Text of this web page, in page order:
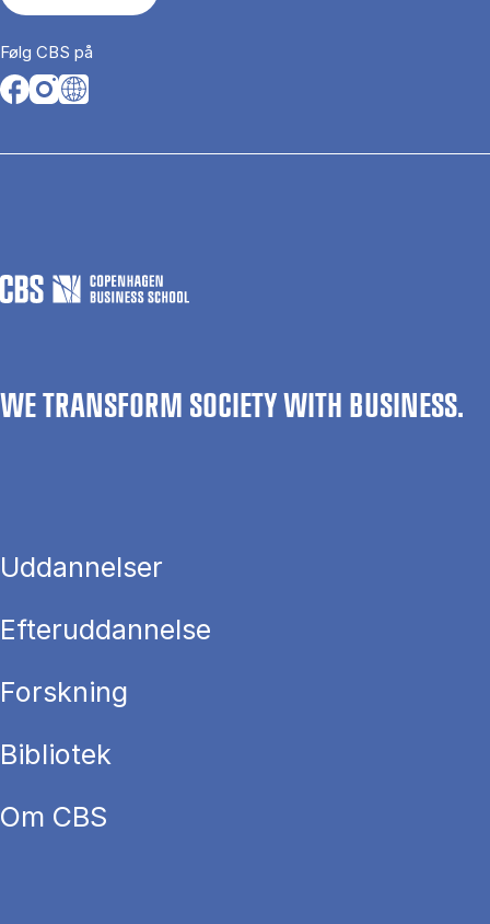
Følg CBS på
Opens in a new tab
Opens in a new tab
Opens in a new tab
WE TRANSFORM SOCIETY WITH BUSINESS.
Uddannelser
Efteruddannelse
Forskning
Bibliotek
Om CBS